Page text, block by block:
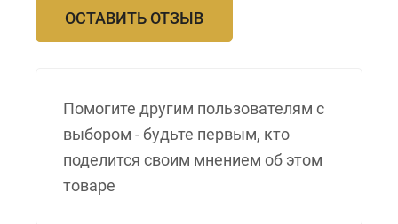
ОСТАВИТЬ ОТЗЫВ
Помогите другим пользователям с
выбором - будьте первым, кто
поделится своим мнением об этом
товаре